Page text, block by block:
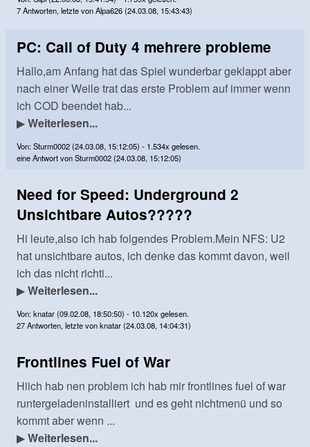
7 Antworten, letzte von Alpa626 (24.03.08, 15:43:43)
PC: Call of Duty 4 mehrere probleme
Hallo,am Anfang hat das Spiel wunderbar geklappt aber
nach einer Weile trat das erste Problem auf immer wenn
ich COD beendet hab...
▶Weiterlesen...
Von: Sturm0002 (24.03.08, 15:12:05) - 1.534x gelesen.
eine Antwort von Sturm0002 (24.03.08, 15:12:05)
Need for Speed: Underground 2
Unsichtbare Autos?????
Hi leute,also ich hab folgendes Problem.Mein NFS: U2
hat unsichtbare autos, ich denke das kommt davon, weil
ich das nicht richti...
▶Weiterlesen...
Von: knatar (09.02.08, 18:50:50) - 10.120x gelesen.
27 Antworten, letzte von knatar (24.03.08, 14:04:31)
Frontlines Fuel of War
Hiich hab nen problem ich hab mir frontlines fuel of war
runtergeladeninstalliert und es geht nichtmenü und so
kommt aber wenn ...
▶Weiterlesen...